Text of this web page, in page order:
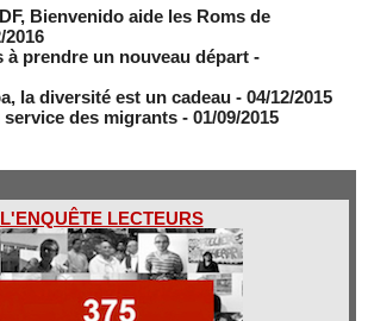
Bienvenido aide les Roms de
2016
à prendre un nouveau départ -
la diversité est un cadeau - 04/12/2015
service des migrants - 01/09/2015
L'ENQUÊTE LECTEURS